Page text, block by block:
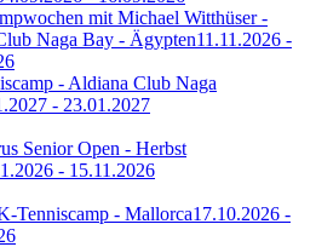
mit Michael Witthüser -
Naga Bay - Ägypten11.11.2026 -
- Aldiana Club Naga
- 23.01.2027
Senior Open - Herbst
- 15.11.2026
Tenniscamp - Mallorca17.10.2026 -